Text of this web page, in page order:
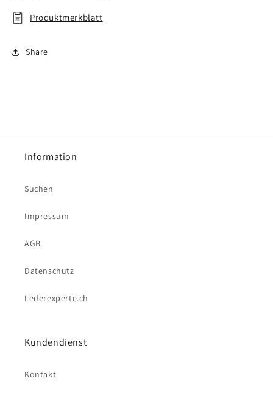
Produktmerkblatt
Share
Information
Suchen
Impressum
AGB
Datenschutz
Lederexperte.ch
Kundendienst
Kontakt